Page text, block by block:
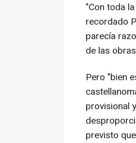
"Con toda
recordado
parecía
de las
Pero "bien
provisional
previsto